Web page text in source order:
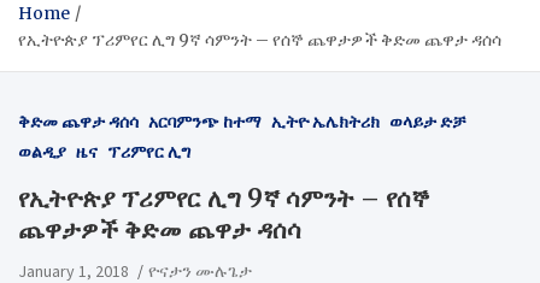
Home
የኢትዮጵያ ፕሪምየር ሊግ 9ኛ ሳምንት – የሰኞ ጨዋታዎች ቅድመ ጨዋታ ዳሰሳ
ቅድመ ጨዋታ ዳሰሳ አርባምንጭ ከተማ ኢትዮ ኤሌክትሪክ ወላይታ ድቻ
ወልዲያ ዜና ፕሪምየር ሊግ
የኢትዮጵያ ፕሪምየር ሊግ 9ኛ ሳምንት – የሰኞ
ጨዋታዎች ቅድመ ጨዋታ ዳሰሳ
January 1, 2018 ዮናታን ሙሉጌታ